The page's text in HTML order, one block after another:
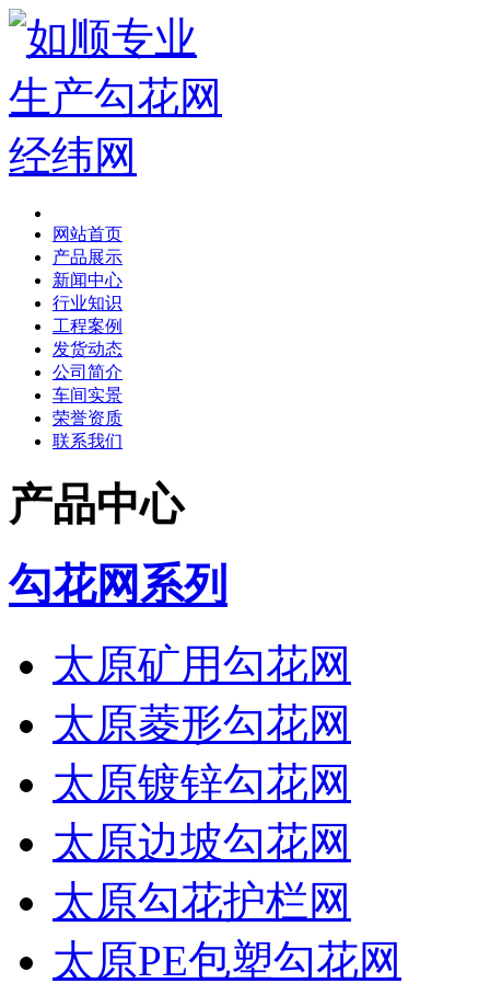
网站首页
产品展示
新闻中心
行业知识
工程案例
发货动态
公司简介
车间实景
荣誉资质
联系我们
产品中心
勾花网系列
太原矿用勾花网
太原菱形勾花网
太原镀锌勾花网
太原边坡勾花网
太原勾花护栏网
太原PE包塑勾花网